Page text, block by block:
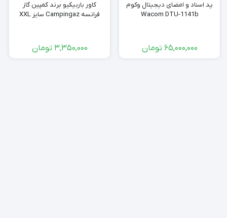
پد اسناد و امضای دیجیتال وکوم
Wacom DTU-1141b
65,000,000 تومان
کاور باربیکیو برند کمپین گاز
فرانسە Campingaz سایز XXL
3,350,000 تومان